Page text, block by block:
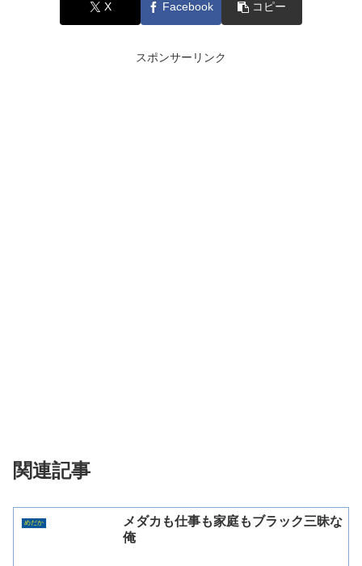
X Facebook コピー
スポンサーリンク
関連記事
めだか
メダカも仕事も家庭もブラック三昧な
俺